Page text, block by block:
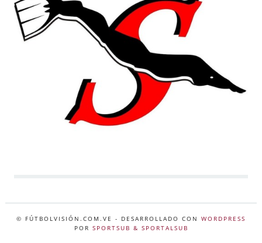
© FÚTBOLVISIÓN.COM.VE - DESARROLLADO CON WORDPRESS
POR SPORTSUB & SPORTALSUB